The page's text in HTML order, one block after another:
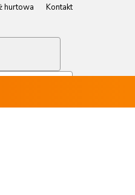
hurtowa
Kontakt